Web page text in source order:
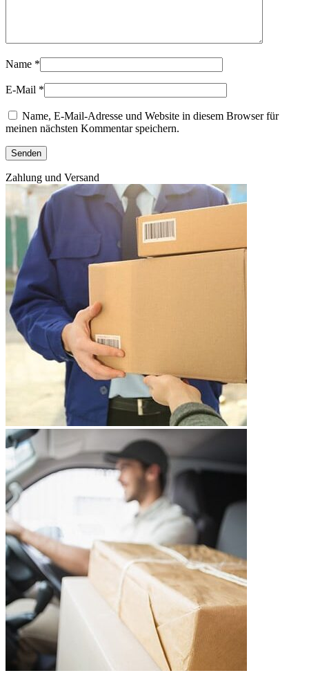
Name *
E-Mail *
Name, E-Mail-Adresse und Website in diesem Browser für
meinen nächsten Kommentar speichern.
Zahlung und Versand